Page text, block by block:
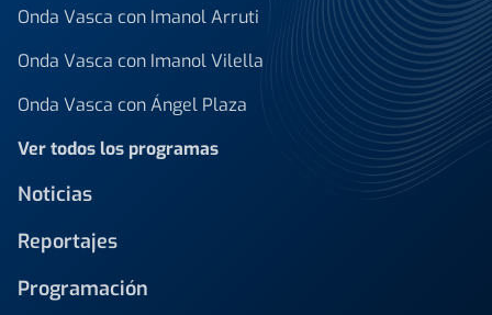
Onda Vasca con Imanol Arruti
Onda Vasca con Imanol Vilella
Onda Vasca con Ángel Plaza
Ver todos los programas
Noticias
Reportajes
Programación